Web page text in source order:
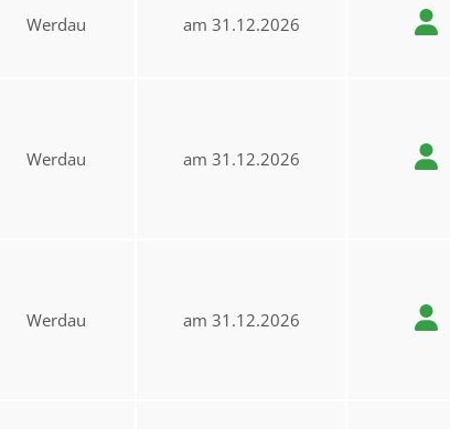
Werdau am 31.12.2026
Werdau am 31.12.2026
Werdau am 31.12.2026